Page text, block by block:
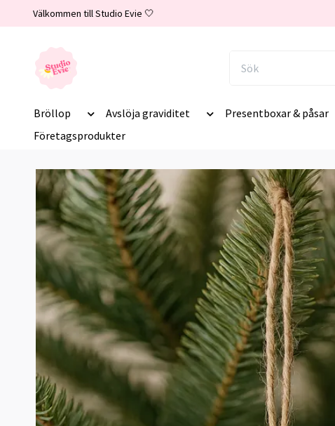
Välkommen till Studio Evie 🤍
Bröllop Avslöja graviditet Presentboxar & påsar
Företagsprodukter